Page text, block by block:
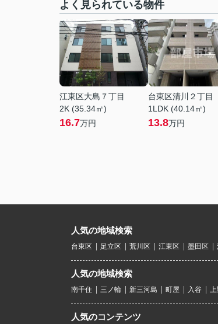
よく見られている物件
江東区大島７丁目
2K (35.34㎡)
16.7万円
台東区清川２丁目
1LDK (40.14㎡)
13.8万円
人気の地域検索
台東区 足立区 荒川区 江東区 墨田区
人気の地域検索
南千住 三ノ輪 新三河島 町屋 入谷
人気のコンテンツ